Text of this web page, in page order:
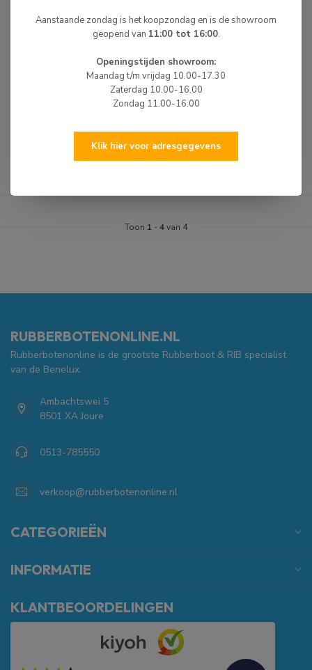
BUITENBOORDMOTORSLOT
SMARTLOCK MET KABELSLOT
Dikwandig RVS slot voor
buitenboordmotoren, Schroefspindel
bevestiging...
Je bespaart 6%
Niet op voorraad
Toon 1 - 4van 4
RUBBERBOTENONLINE.NL
Rubberbotenonline is de grootste Rubberboot & RIB specialist
van de Benelux.
Ambachtswei 5
8501 XA Joure
0513-785550
verkoop@rubberbotenonline.nl
CATEGORIEËN
INFORMATIE
KLANTBEOORDELINGEN
Aanstaande zondag is het koopzondag en is de showroom
geopend van 11:00 tot 16:00.
Openingstijden showroom:
Maandag t/m vrijdag 10.00-17.30
Zaterdag 10.00-16.00
Zondag 11.00-16.00
Klik hier voor adresgegevens